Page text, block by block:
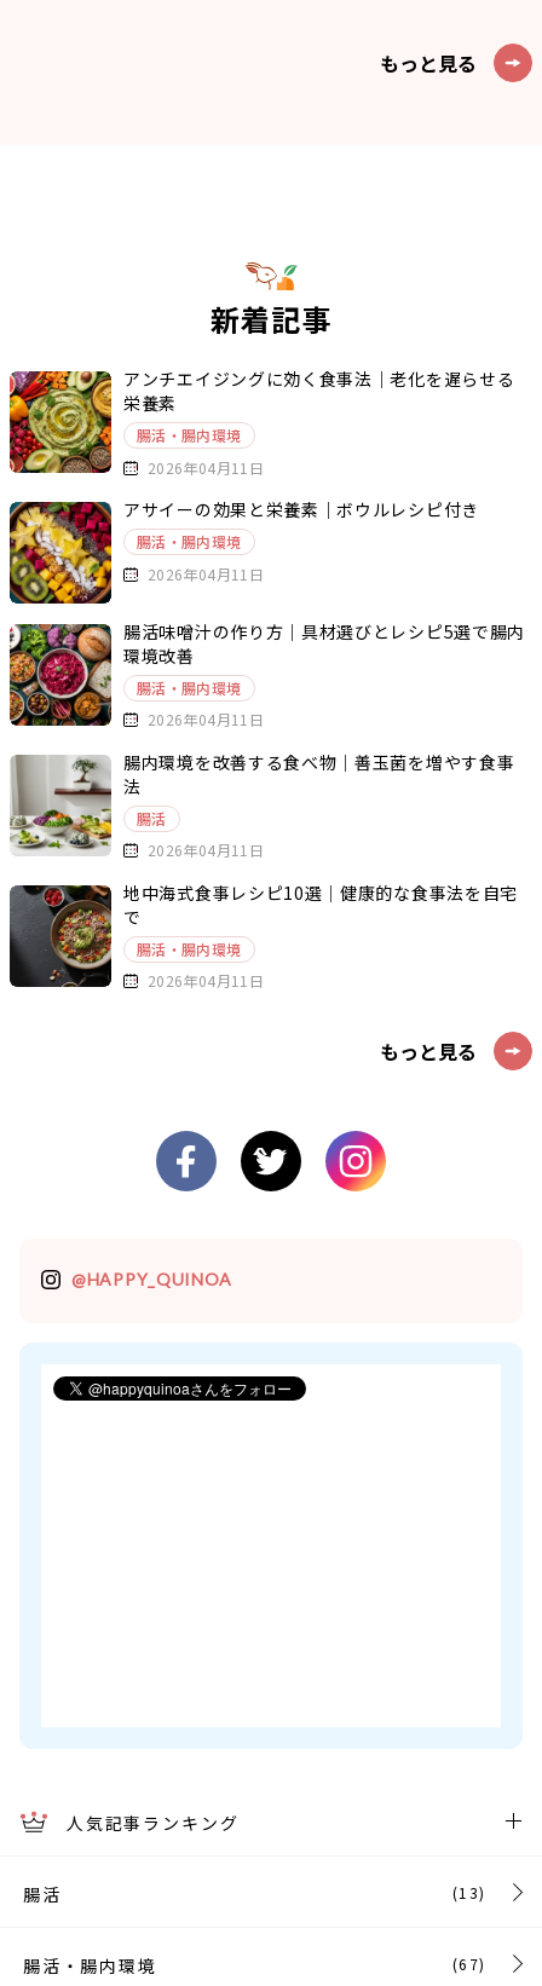
もっと見る
新着記事
アンチエイジングに効く食事法｜老化を遅らせる
栄養素
腸活・腸内環境
2026年04月11日
アサイーの効果と栄養素｜ボウルレシピ付き
腸活・腸内環境
2026年04月11日
腸活味噌汁の作り方｜具材選びとレシピ5選で腸内
環境改善
腸活・腸内環境
2026年04月11日
腸内環境を改善する食べ物｜善玉菌を増やす食事
法
腸活
2026年04月11日
地中海式食事レシピ10選｜健康的な食事法を自宅
で
腸活・腸内環境
2026年04月11日
もっと見る
@HAPPY_QUINOA
人気記事ランキング
腸活 (13)
腸活・腸内環境 (67)